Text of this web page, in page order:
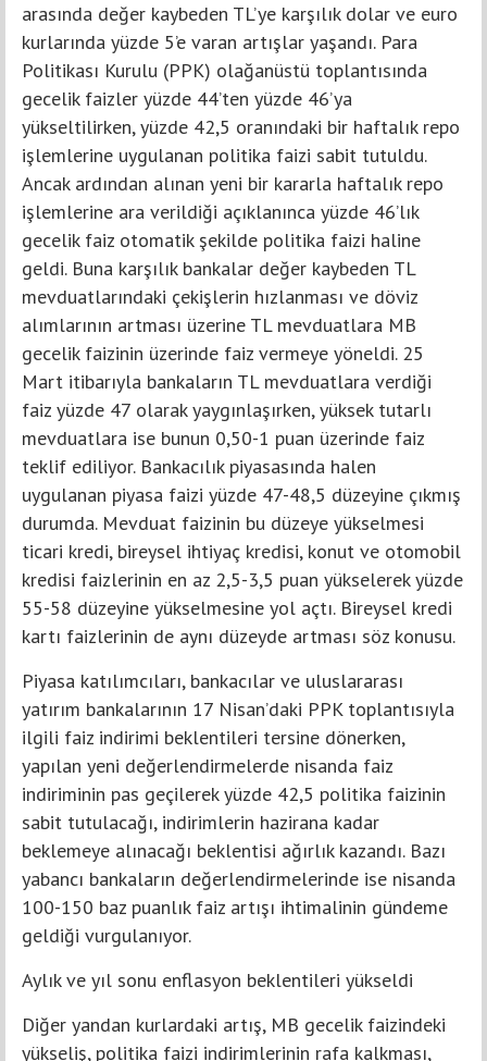
arasında değer kaybeden TL’ye karşılık dolar ve euro
kurlarında yüzde 5’e varan artışlar yaşandı. Para
Politikası Kurulu (PPK) olağanüstü toplantısında
gecelik faizler yüzde 44’ten yüzde 46’ya
yükseltilirken, yüzde 42,5 oranındaki bir haftalık repo
işlemlerine uygulanan politika faizi sabit tutuldu.
Ancak ardından alınan yeni bir kararla haftalık repo
işlemlerine ara verildiği açıklanınca yüzde 46’lık
gecelik faiz otomatik şekilde politika faizi haline
geldi. Buna karşılık bankalar değer kaybeden TL
mevduatlarındaki çekişlerin hızlanması ve döviz
alımlarının artması üzerine TL mevduatlara MB
gecelik faizinin üzerinde faiz vermeye yöneldi. 25
Mart itibarıyla bankaların TL mevduatlara verdiği
faiz yüzde 47 olarak yaygınlaşırken, yüksek tutarlı
mevduatlara ise bunun 0,50-1 puan üzerinde faiz
teklif ediliyor. Bankacılık piyasasında halen
uygulanan piyasa faizi yüzde 47-48,5 düzeyine çıkmış
durumda. Mevduat faizinin bu düzeye yükselmesi
ticari kredi, bireysel ihtiyaç kredisi, konut ve otomobil
kredisi faizlerinin en az 2,5-3,5 puan yükselerek yüzde
55-58 düzeyine yükselmesine yol açtı. Bireysel kredi
kartı faizlerinin de aynı düzeyde artması söz konusu.
Piyasa katılımcıları, bankacılar ve uluslararası
yatırım bankalarının 17 Nisan’daki PPK toplantısıyla
ilgili faiz indirimi beklentileri tersine dönerken,
yapılan yeni değerlendirmelerde nisanda faiz
indiriminin pas geçilerek yüzde 42,5 politika faizinin
sabit tutulacağı, indirimlerin hazirana kadar
beklemeye alınacağı beklentisi ağırlık kazandı. Bazı
yabancı bankaların değerlendirmelerinde ise nisanda
100-150 baz puanlık faiz artışı ihtimalinin gündeme
geldiği vurgulanıyor.
Aylık ve yıl sonu enflasyon beklentileri yükseldi
Diğer yandan kurlardaki artış, MB gecelik faizindeki
yükseliş, politika faizi indirimlerinin rafa kalkması,